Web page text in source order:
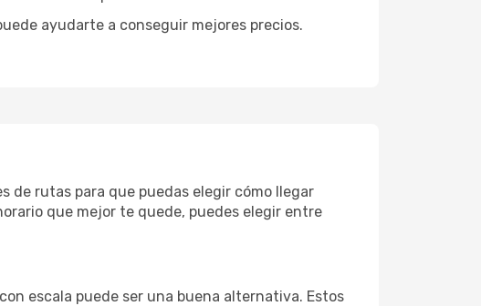
ayudarte a conseguir mejores precios.
de rutas para que puedas elegir cómo llegar
que mejor te quede, puedes elegir entre
escala puede ser una buena alternativa. Estos